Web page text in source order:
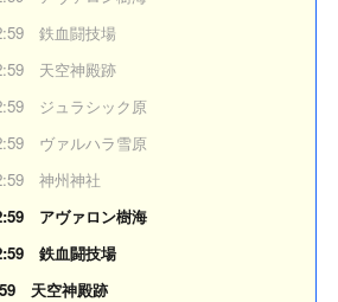
鉄血闘技場
天空神殿跡
ジュラシック原
ヴァルハラ雪原
神州神社
アヴァロン樹海
鉄血闘技場
天空神殿跡